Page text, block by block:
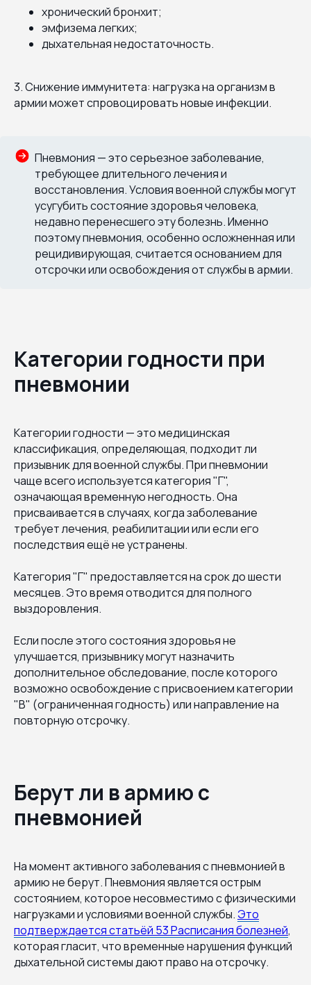
хронический бронхит;
эмфизема легких;
дыхательная недостаточность.
3. Снижение иммунитета: нагрузка на организм в
армии может спровоцировать новые инфекции.
Пневмония — это серьезное заболевание,
требующее длительного лечения и
восстановления. Условия военной службы могут
усугубить состояние здоровья человека,
недавно перенесшего эту болезнь. Именно
поэтому пневмония, особенно осложненная или
рецидивирующая, считается основанием для
отсрочки или освобождения от службы в армии.
Категории годности при
пневмонии
Категории годности — это медицинская
классификация, определяющая, подходит ли
призывник для военной службы. При пневмонии
чаще всего используется категория "Г",
означающая временную негодность. Она
присваивается в случаях, когда заболевание
требует лечения, реабилитации или если его
последствия ещё не устранены.
Категория "Г" предоставляется на срок до шести
месяцев. Это время отводится для полного
выздоровления.
Если после этого состояния здоровья не
улучшается, призывнику могут назначить
дополнительное обследование, после которого
возможно освобождение с присвоением категории
"В" (ограниченная годность) или направление на
повторную отсрочку.
Берут ли в армию с
пневмонией
На момент активного заболевания с пневмонией в
армию не берут. Пневмония является острым
состоянием, которое несовместимо с физическими
нагрузками и условиями военной службы. Это
подтверждается статьёй 53 Расписания болезней,
которая гласит, что временные нарушения функций
дыхательной системы дают право на отсрочку.